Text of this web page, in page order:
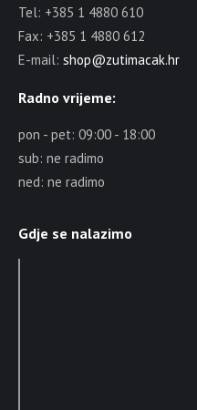
Tel: +385 1 4880 610
Fax: +385 1 4880 612
E-mail: shop@zutimacak.hr
Radno vrijeme:
pon - pet: 09:00 - 18:00
sub: ne radimo
ned: ne radimo
Gdje se nalazimo